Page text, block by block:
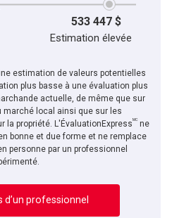
consentez à nos conditions d'utilisation et
de communiquer avec vous.
533 447 $
Estimation élevée
estimation de valeurs potentielles
plus basse à une évaluation plus
actuelle, de même que sur
marché local ainsi que sur les
propriété. L'ÉvaluationExpressMC ne
bonne et due forme et ne remplace
personne par un professionnel
d’un professionnel